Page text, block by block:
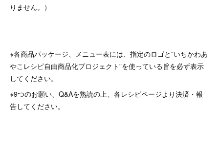
りません。）
※各商品パッケージ、メニュー表には、指定のロゴと”いちかわあ
やこレシピ自由商品化プロジェクト”を使っている旨を必ず表示
してください。
※9つのお願い、Q&Aを熟読の上、各レシピページより決済・報
告してください。